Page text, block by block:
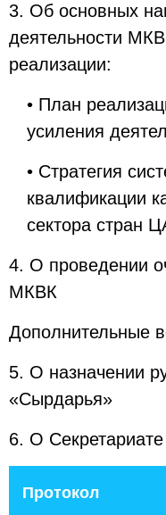
3. Об основных
деятельности
реализации:
• План
усиления
• Стратегия
квалификации
сектора стран
4. О проведении
МКВК
Дополнительные
5. О назначении
«Сырдарья»
6. О
Протокол